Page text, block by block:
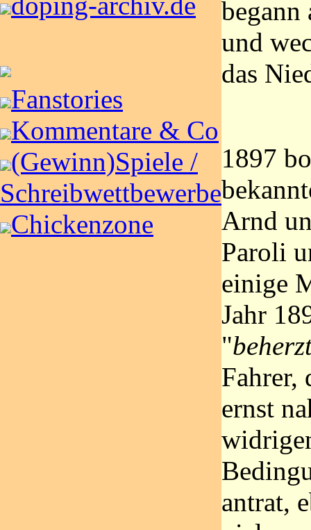
Fanstories
Kommentare & Co
(Gewinn)Spiele /
Schreibwettbewerbe
Chickenzone
begann
und
das
1897
Arnd
Paroli
einige
Jahr
"
Fahrer,
ernst
antrat,